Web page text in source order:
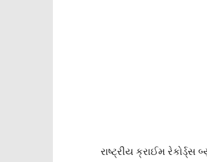
રાષ્ટ્રીય ક્રાઈમ રેકોર્ડ્સ